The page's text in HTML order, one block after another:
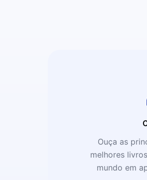
Ouça as
melhores
mundo em